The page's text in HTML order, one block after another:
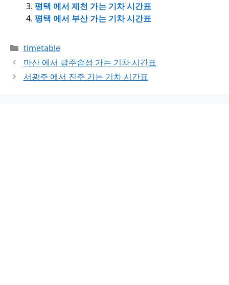
평택 에서 제천 가는 기차 시간표
평택 에서 부산 가는 기차 시간표
Categories
timetable
마산 에서 광주송정 가는 기차 시간표
서광주 에서 진주 가는 기차 시간표